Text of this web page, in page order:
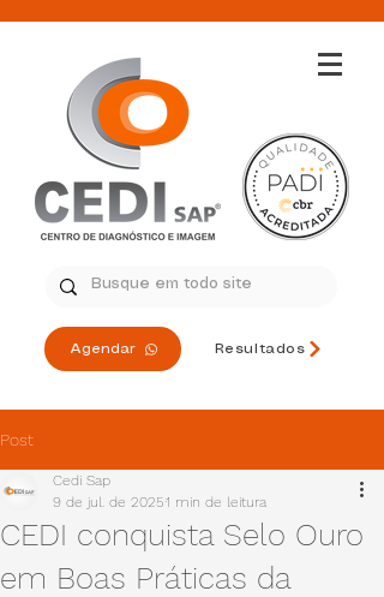
Agendar Resultados
Post
CEDI conquista Selo Ouro
em Boas Práticas da
Cedi Sap
9 de jul. de 20251 min de leitura